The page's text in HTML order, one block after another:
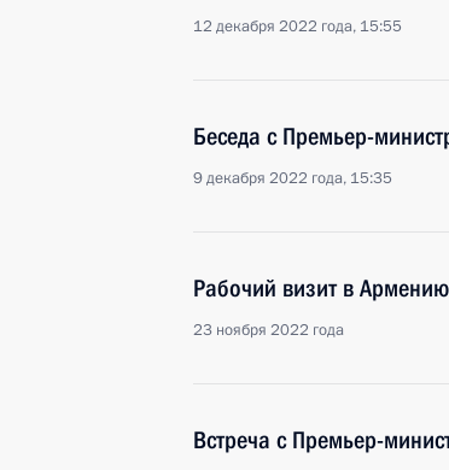
12 декабря 2022 года, 15:55
Беседа с Премьер-
9 декабря 2022 года, 15:35
Рабочий визит в
23 ноября 2022 года
Встреча с Премьер-